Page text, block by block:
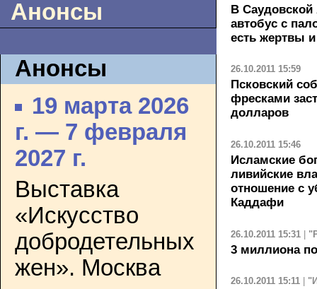
Анонсы
Анонсы
19 марта 2026
г. — 7 февраля
2027 г.
Выставка
«Искусство
добродетельных
жен». Москва
В
автобус с
есть жертвы
26.10.2011 15:59
Псковский
фресками
долларов
26.10.2011 15:46
Исламские
ливийские
отношение с
Каддафи
26.10.2011 15:31 |
3 миллиона
26.10.2011 15:11